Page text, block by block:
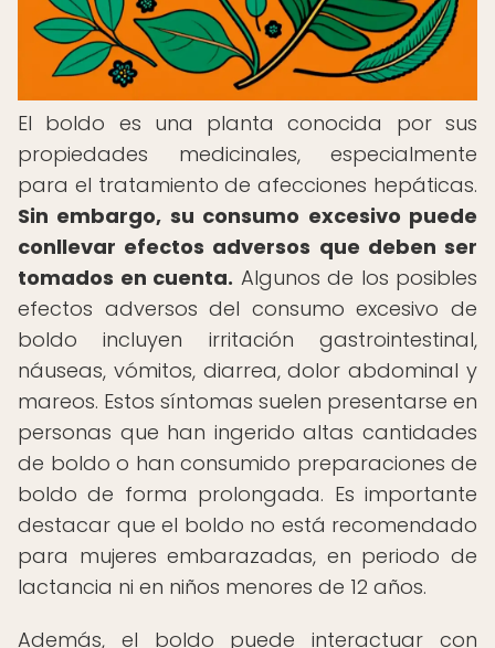
El boldo es una planta conocida por sus
propiedades medicinales, especialmente
para el tratamiento de afecciones hepáticas.
Sin embargo, su consumo excesivo puede
conllevar efectos adversos que deben ser
tomados en cuenta. Algunos de los posibles
efectos adversos del consumo excesivo de
boldo incluyen irritación gastrointestinal,
náuseas, vómitos, diarrea, dolor abdominal y
mareos. Estos síntomas suelen presentarse en
personas que han ingerido altas cantidades
de boldo o han consumido preparaciones de
boldo de forma prolongada. Es importante
destacar que el boldo no está recomendado
para mujeres embarazadas, en periodo de
lactancia ni en niños menores de 12 años.
Además, el boldo puede interactuar con